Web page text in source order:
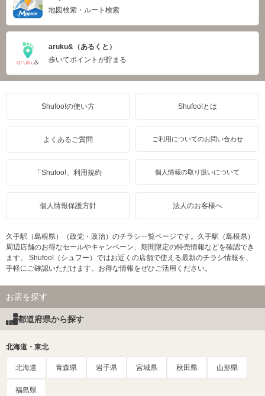
地図検索・ルート検索
aruku&（あるくと）
歩いてポイントが貯まる
Shufoo!の使い方 Shufoo!とは
よくあるご質問 ご利用についてのお問い合わせ
「Shufoo!」利用規約 個人情報の取り扱いについて
個人情報保護方針 法人のお客様へ
久手駅（島根県）（政党・政治）のチラシ一覧ページです。久手駅（島根県）
周辺店舗のお得なセールやキャンペーン、期間限定の特売情報などを確認でき
ます。 Shufoo!（シュフー）ではお近くの店舗で使える最新のチラシ情報を、
手軽にご確認いただけます。お得な情報をぜひご活用ください。
お店を探す
都道府県から探す
北海道・東北
北海道 青森県 岩手県 宮城県 秋田県 山形県
福島県